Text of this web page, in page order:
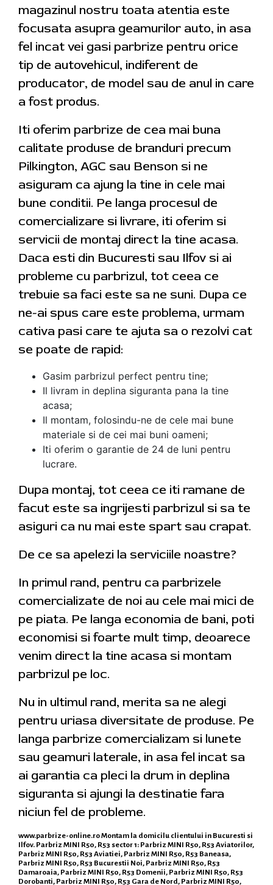
magazinul nostru toata atentia este
focusata asupra geamurilor auto, in asa
fel incat vei gasi parbrize pentru orice
tip de autovehicul, indiferent de
producator, de model sau de anul in care
a fost produs.
Iti oferim parbrize de cea mai buna
calitate produse de branduri precum
Pilkington, AGC sau Benson si ne
asiguram ca ajung la tine in cele mai
bune conditii. Pe langa procesul de
comercializare si livrare, iti oferim si
servicii de montaj direct la tine acasa.
Daca esti din Bucuresti sau Ilfov si ai
probleme cu parbrizul, tot ceea ce
trebuie sa faci este sa ne suni. Dupa ce
ne-ai spus care este problema, urmam
cativa pasi care te ajuta sa o rezolvi cat
se poate de rapid:
Gasim parbrizul perfect pentru tine;
Il livram in deplina siguranta pana la tine
acasa;
Il montam, folosindu-ne de cele mai bune
materiale si de cei mai buni oameni;
Iti oferim o garantie de 24 de luni pentru
lucrare.
Dupa montaj, tot ceea ce iti ramane de
facut este sa ingrijesti parbrizul si sa te
asiguri ca nu mai este spart sau crapat.
De ce sa apelezi la serviciile noastre?
In primul rand, pentru ca parbrizele
comercializate de noi au cele mai mici de
pe piata. Pe langa economia de bani, poti
economisi si foarte mult timp, deoarece
venim direct la tine acasa si montam
parbrizul pe loc.
Nu in ultimul rand, merita sa ne alegi
pentru uriasa diversitate de produse. Pe
langa parbrize comercializam si lunete
sau geamuri laterale, in asa fel incat sa
ai garantia ca pleci la drum in deplina
siguranta si ajungi la destinatie fara
niciun fel de probleme.
www.parbrize-online.roMontam la domicilu clientului in Bucuresti si
Ilfov. Parbriz MINI R50, R53 sector 1: Parbriz MINI R50, R53 Aviatorilor,
Parbriz MINI R50, R53 Aviatiei, Parbriz MINI R50, R53 Baneasa,
Parbriz MINI R50, R53 Bucurestii Noi, Parbriz MINI R50, R53
Damaroaia, Parbriz MINI R50, R53 Domenii, Parbriz MINI R50, R53
Dorobanti, Parbriz MINI R50, R53 Gara de Nord, Parbriz MINI R50,